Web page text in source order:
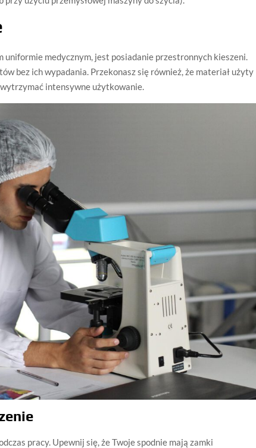
uniformie medycznym, jest posiadanie przestronnych kieszeni.
bez ich wypadania. Przekonasz się również, że materiał użyty
intensywne użytkowanie.
pracy. Upewnij się, że Twoje spodnie mają zamki